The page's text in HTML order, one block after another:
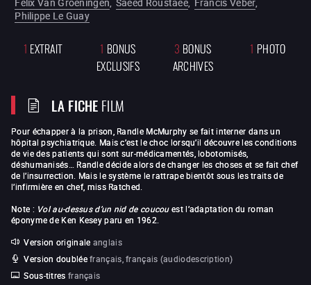
Philippe Le Guay
1 EXTRAIT 1 BONUS
EXCLUSIFS
3 BONUS
ARCHIVES
1 PHOTO
LA FICHEFILM
Pour échapper à la prison, Randle McMurphy se fait interner dans un
hôpital psychiatrique. Mais c’est le choc lorsqu’il découvre les conditions
de vie des patients qui sont sur-médicamentés, lobotomisés,
déshumanisés… Randle décide alors de changer les choses et se fait chef
de l’insurrection. Mais le système le rattrape bientôt sous les traits de
l’infirmière en chef, miss Ratched.
Note : Vol au-dessus d’un nid de coucouest l’adaptation du roman
éponyme de Ken Kesey paru en 1962.
Version originale anglais
Version doublée français, français (audiodescription)
Sous-titres français